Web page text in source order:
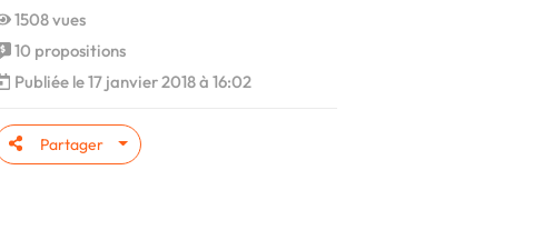
1508 vues
10 propositions
Publiée le 17 janvier 2018 à 16:02
Partager